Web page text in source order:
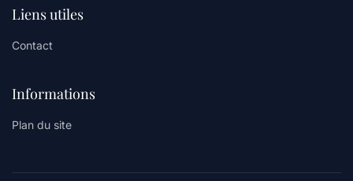
Liens utiles
Contact
Informations
Plan du site